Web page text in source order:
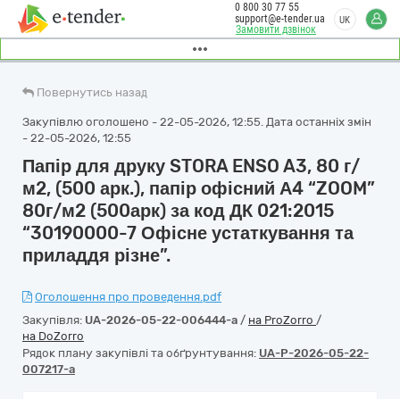
Замовити дзвінок
0 800 30 77 55
support@e-tender.ua
UK
Повернутись назад
Закупівлю оголошено - 22-05-2026, 12:55. Дата останніх змін
- 22-05-2026, 12:55
Папір для друку STORA ENSO A3, 80 г/
м2, (500 арк.), папір офісний А4 “ZOOM”
80г/м2 (500арк) за код ДК 021:2015
“30190000-7 Офісне устаткування та
приладдя різне”.
Оголошення про проведення.pdf
Закупівля: UA-2026-05-22-006444-a / на ProZorro /
на DoZorro
Рядок плану закупівлі та обґрунтування: UA-P-2026-05-22-
007217-a